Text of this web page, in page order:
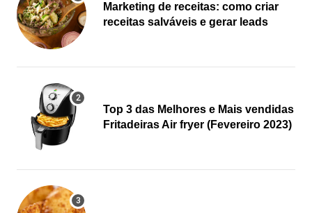
Marketing de receitas: como criar
receitas salváveis e gerar leads
Top 3 das Melhores e Mais vendidas
Fritadeiras Air fryer (Fevereiro 2023)